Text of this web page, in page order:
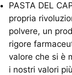
PASTA DEL
propria
polvere, un
rigore
valore che si è
i nostri valori